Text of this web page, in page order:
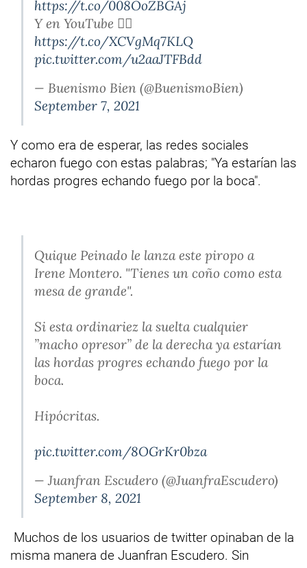
https://t.co/008OoZBGAj
Y en YouTube 👉🏻
https://t.co/XCVgMq7KLQ
pic.twitter.com/u2aaJTFBdd
— Buenismo Bien (@BuenismoBien)
September 7, 2021
Y como era de esperar, las redes sociales
echaron fuego con estas palabras; "Ya estarían las
hordas progres echando fuego por la boca".
Quique Peinado le lanza este piropo a
Irene Montero. "Tienes un coño como esta
mesa de grande".
Si esta ordinariez la suelta cualquier
”macho opresor” de la derecha ya estarían
las hordas progres echando fuego por la
boca.
Hipócritas.
pic.twitter.com/8OGrKr0bza
— Juanfran Escudero (@JuanfraEscudero)
September 8, 2021
Muchos de los usuarios de twitter opinaban de la
misma manera de Juanfran Escudero. Sin